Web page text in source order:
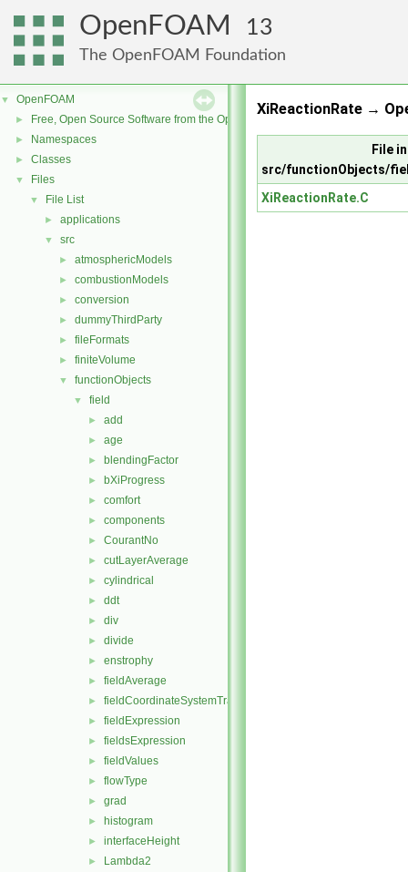
OpenFOAM 13
The OpenFOAM Foundation
▼ OpenFOAM
► Free, Open Source Software from the OpenFOAM Foundation
► Namespaces
► Classes
▼ Files
▼ File List
► applications
▼ src
► atmosphericModels
► combustionModels
► conversion
► dummyThirdParty
► fileFormats
► finiteVolume
▼ functionObjects
▼ field
► add
► age
► blendingFactor
► bXiProgress
► comfort
► components
► CourantNo
► cutLayerAverage
► cylindrical
► ddt
► div
► divide
► enstrophy
► fieldAverage
► fieldCoordinateSystemTransform
► fieldExpression
► fieldsExpression
► fieldValues
► flowType
► grad
► histogram
► interfaceHeight
► Lambda2
XiReactionRate →
File in
src/functionObjects/
XiReactionRate.C